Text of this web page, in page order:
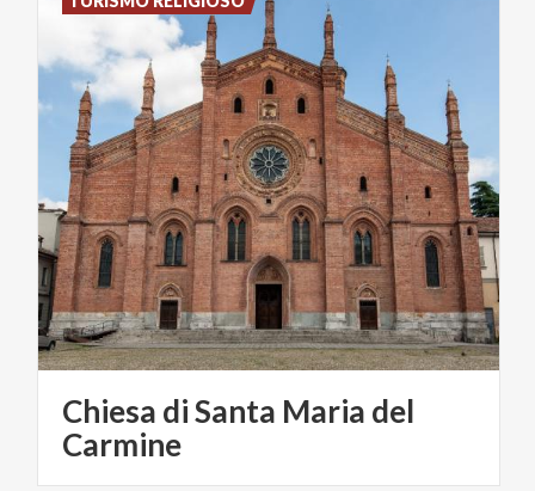
Chiesa di Santa Maria del
Carmine